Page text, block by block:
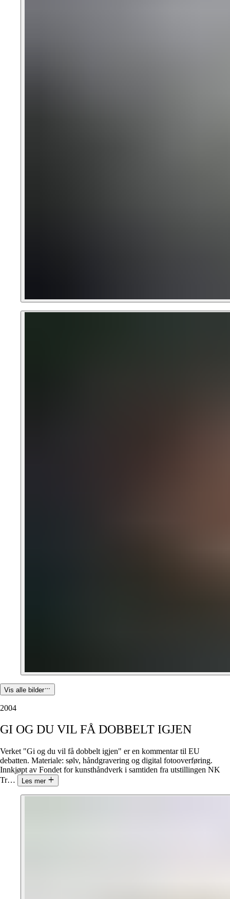
Vis alle bilder
2004
GI OG DU VIL FÅDOBBELT IGJEN
Verket "Gi og du vil få dobbelt igjen" er en kommentar til EU
debatten. Materiale: sølv, håndgravering og digital fotooverføring.
Innkjøpt av Fondet for kunsthåndverk i samtiden fra utstillingen NK
Tr… Les mer